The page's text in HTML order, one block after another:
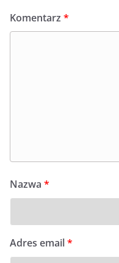
Komentarz *
Nazwa *
Adres email*